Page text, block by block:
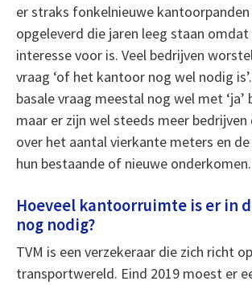
er straks fonkelnieuwe
opgeleverd die jaren leeg staan omdat
interesse voor is. Veel bedrijven
vraag ‘of het kantoor nog wel nodig
basale vraag meestal nog wel met
maar er zijn wel steeds meer bedrijven
over het aantal vierkante meters en
hun bestaande of nieuwe onderkomen.
Hoeveel kantoorruimte is er in
nog nodig?
TVM is een verzekeraar die zich richt
transportwereld. Eind 2019 moest er